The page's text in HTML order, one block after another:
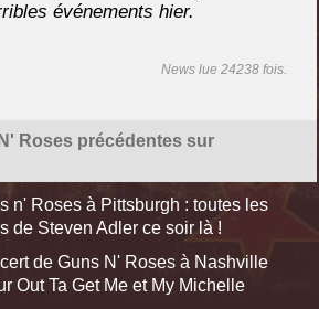
événements hier.
News lue 24238 fois.
Roses précédentes sur
n' Roses à Pittsburgh : toutes les
de Steven Adler ce soir là !
de Guns N' Roses à Nashville
Out Ta Get Me et My Michelle